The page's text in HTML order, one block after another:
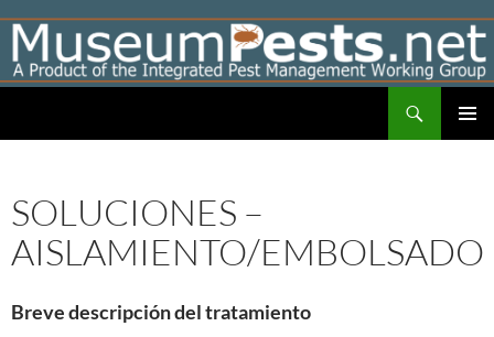
content
SOLUCIONES –
AISLAMIENTO/EMBOLSADO
Breve descripción del tratamiento